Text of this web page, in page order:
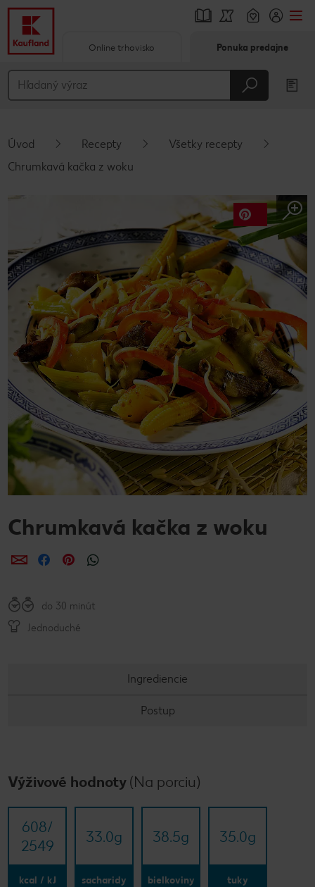
Hlavný obsah
Vyskakovací bočný panel
Online trhovisko Ponuka predajne
Úvod Recepty
Všetky recepty
Chrumkavá kačka z woku
Chrumkavá kačka z woku
ZdieľaťZdieľaťZdieľať
do 30 minút
Jednoduché
Ingrediencie
Postup
Výživové hodnoty (Na porciu)
608/​
2549
kcal / kJ
33.0g
sacharidy
38.5g
bielkoviny
35.0g
tuky